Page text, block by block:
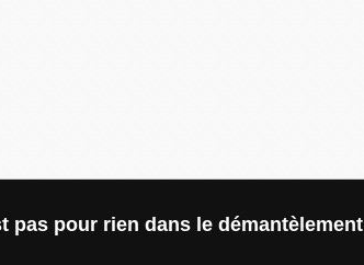
pas pour rien dans le démantèlement